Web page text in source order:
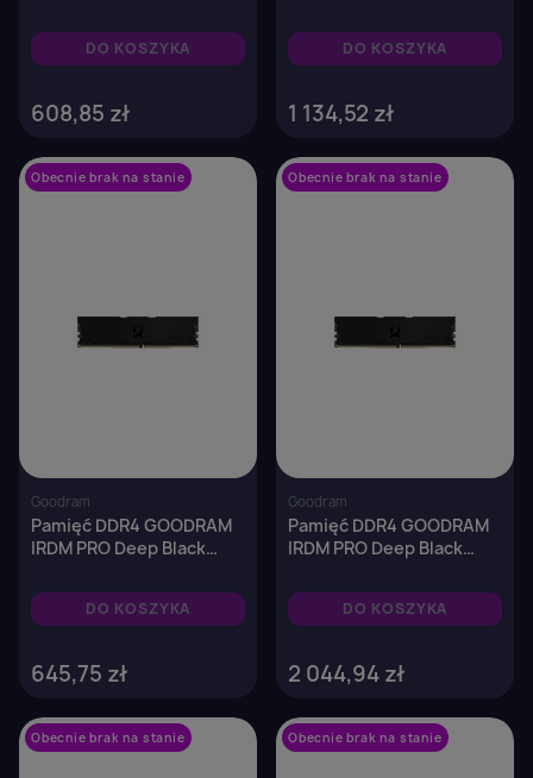
1024x8 Black
DO KOSZYKA
608,85 zł
DO KOSZYKA
1 134,52 zł
Obecnie brak na stanie
Goodram
Pamięć DDR4 GOODRAM
IRDM PRO Deep Black
CL18 1,35V Black
DO KOSZYKA
645,75 zł
Obecnie brak na stanie
Goodram
Pamięć DDR4 GOODRAM
IRDM PRO Deep Black
CL18 1,35V Black
DO KOSZYKA
2 044,94 zł
Obecnie brak na stanie Obecnie brak na stanie